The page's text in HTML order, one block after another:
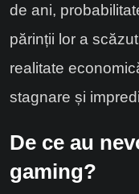
de ani,
părinții lor a
realitate
stagnare și
De ce au
gaming?